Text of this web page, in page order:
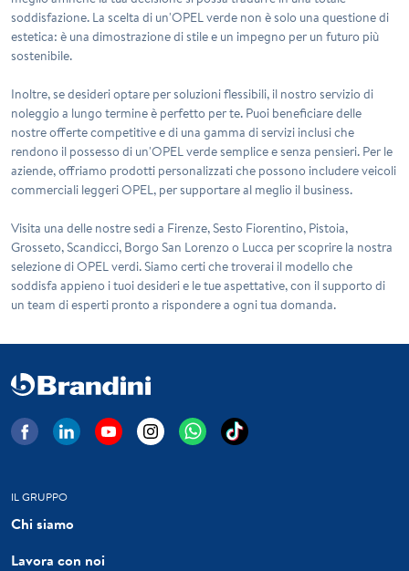
soddisfazione. La scelta di un'OPEL verde non è solo una questione di
estetica: è una dimostrazione di stile e un impegno per un futuro più
sostenibile.
Inoltre, se desideri optare per soluzioni flessibili, il nostro servizio di
noleggio a lungo termine è perfetto per te. Puoi beneficiare delle
nostre offerte competitive e di una gamma di servizi inclusi che
rendono il possesso di un'OPEL verde semplice e senza pensieri. Per le
aziende, offriamo prodotti personalizzati che possono includere veicoli
commerciali leggeri OPEL, per supportare al meglio il business.
Visita una delle nostre sedi a Firenze, Sesto Fiorentino, Pistoia,
Grosseto, Scandicci, Borgo San Lorenzo o Lucca per scoprire la nostra
selezione di OPEL verdi. Siamo certi che troverai il modello che
soddisfa appieno i tuoi desideri e le tue aspettative, con il supporto di
un team di esperti pronto a rispondere a ogni tua domanda.
IL GRUPPO
Chi siamo
Lavora con noi